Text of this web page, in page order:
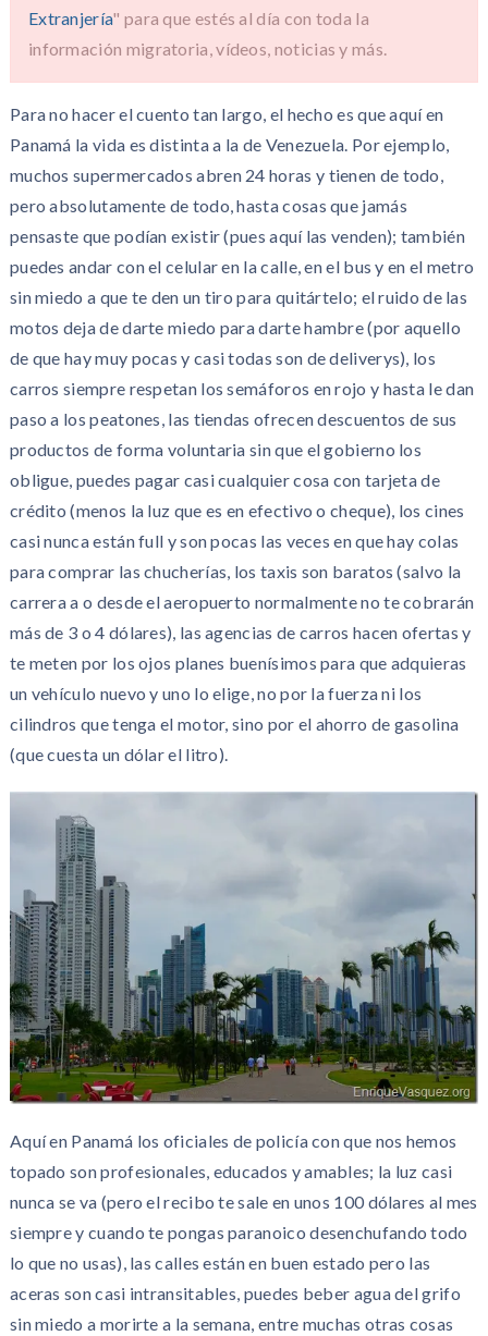
Extranjería" para que estés al día con toda la
información migratoria, vídeos, noticias y más.
Para no hacer el cuento tan largo, el hecho es que aquí en
Panamá la vida es distinta a la de Venezuela. Por ejemplo,
muchos supermercados abren 24 horas y tienen de todo,
pero absolutamente de todo, hasta cosas que jamás
pensaste que podían existir (pues aquí las venden); también
puedes andar con el celular en la calle, en el bus y en el metro
sin miedo a que te den un tiro para quitártelo; el ruido de las
motos deja de darte miedo para darte hambre (por aquello
de que hay muy pocas y casi todas son de deliverys), los
carros siempre respetan los semáforos en rojo y hasta le dan
paso a los peatones, las tiendas ofrecen descuentos de sus
productos de forma voluntaria sin que el gobierno los
obligue, puedes pagar casi cualquier cosa con tarjeta de
crédito (menos la luz que es en efectivo o cheque), los cines
casi nunca están full y son pocas las veces en que hay colas
para comprar las chucherías, los taxis son baratos (salvo la
carrera a o desde el aeropuerto normalmente no te cobrarán
más de 3 o 4 dólares), las agencias de carros hacen ofertas y
te meten por los ojos planes buenísimos para que adquieras
un vehículo nuevo y uno lo elige, no por la fuerza ni los
cilindros que tenga el motor, sino por el ahorro de gasolina
(que cuesta un dólar el litro).
Aquí en Panamá los oficiales de policía con que nos hemos
topado son profesionales, educados y amables; la luz casi
nunca se va (pero el recibo te sale en unos 100 dólares al mes
siempre y cuando te pongas paranoico desenchufando todo
lo que no usas), las calles están en buen estado pero las
aceras son casi intransitables, puedes beber agua del grifo
sin miedo a morirte a la semana, entre muchas otras cosas